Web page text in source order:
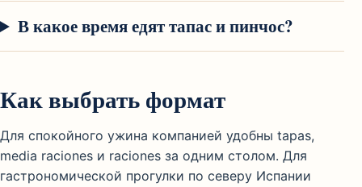
В какое время едят тапас и пинчос?
Как выбрать формат
Для спокойного ужина компанией удобны tapas,
media raciones и raciones за одним столом. Для
гастрономической прогулки по северу Испании